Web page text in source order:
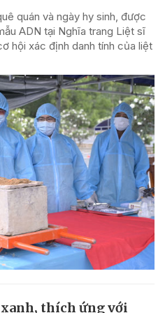
quán và ngày hy sinh, được
ADN tại Nghĩa trang Liệt sĩ
hội xác định danh tính của liệt
thích ứng với